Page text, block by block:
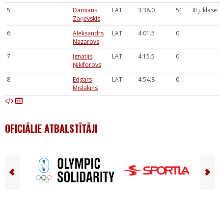
5
Damians
Zaņevskis
LAT 3:38.0 51 III j. klase
6
Aleksandrs
Nazarovs
LAT 4:01.5 0
7
Ignatijs
Ņikiforovs
LAT 4:15.5 0
8
Edgars
Mislakins
LAT 4:54.8 0
OFICIĀLIE ATBALSTĪTĀJI